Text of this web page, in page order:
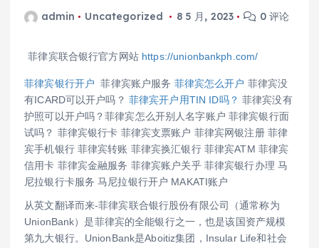
admin Uncategorized 8 5 月, 2023 0 评论
菲律宾联合银行官方网站 https://unionbankph.com/
菲律宾银行开户 菲律宾账户服务 菲律宾怎么开户 菲律宾没
有ICARD可以开户吗？ 菲律宾开户用TIN ID吗？ 菲律宾没有
护照可以开户吗？菲律宾怎么开别人名字账户 菲律宾银行面
试吗？ 菲律宾银行卡 菲律宾支票账户 菲律宾网银注册 菲律
宾手机银行 菲律宾转账 菲律宾换汇银行 菲律宾ATM 菲律宾
信用卡 菲律宾金融服务 菲律宾账户关乎 菲律宾银行办理 马
尼拉银行卡服务 马尼拉银行开户 MAKATI账户
从英文翻译而来-菲律宾联合银行股份有限公司（通常称为
UnionBank）是菲律宾的全能银行之一，也是该国资产规模
第九大银行。UnionBank是Aboitiz集团，Insular Life和社会